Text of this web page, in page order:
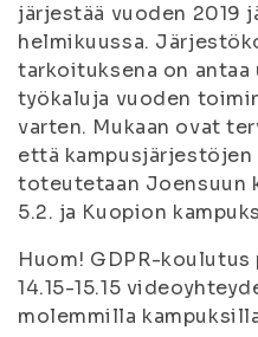
järjestää vuoden 2019
helmikuussa.
tarkoituksena on
työkaluja vuoden
varten. Mukaan ovat
että
toteutetaan Joensuun
5.2. ja Kuopion
Huom! GDPR-
14.15-15.15
molemmilla